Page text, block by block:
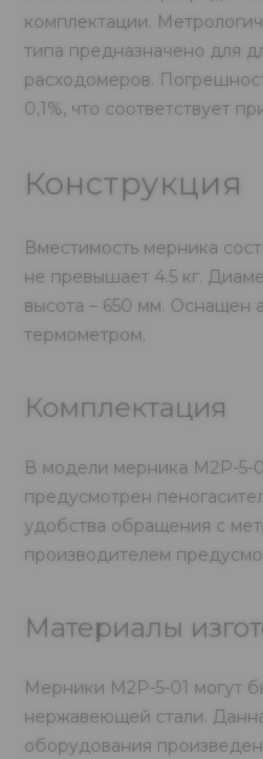
комплектации.
типа предназначено для
расходомеров.
0,1%, что соответствует
Конструкция
Вместимость мерника
не превышает 4.5 кг.
высота – 650 мм. Оснащен
термометром.
Комплектация
В модели мерника М2Р-5-
предусмотрен
удобства обращения с
производителем
Материалы
Мерники М2Р-5-01 могут
нержавеющей стали.
оборудования